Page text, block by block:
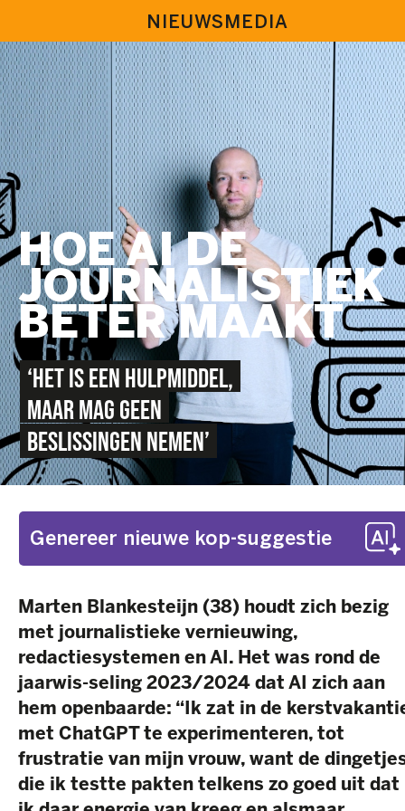
NIEUWSMEDIA
HOE AI DE
JOURNALISTIEK
BETER MAAKT
‘HET IS EEN HULPMIDDEL,
MAAR MAG GEEN
BESLISSINGEN NEMEN’
Marten Blankesteijn (38) houdt zich bezig
met journalistieke vernieuwing,
redactiesystemen en AI. Het was rond de
jaarwis-seling 2023/2024 dat AI zich aan
hem openbaarde: “Ik zat in de
met ChatGPT te experimenteren, tot
frustratie van mijn vrouw, want de
die ik testte pakten telkens zo goed uit dat
Genereer nieuwe kop-suggestie